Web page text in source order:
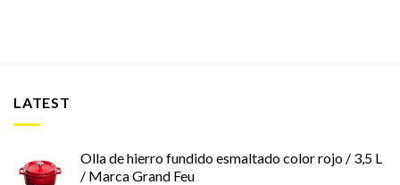
LATEST
Olla de hierro fundido esmaltado color rojo / 3,5 L
/ Marca Grand Feu